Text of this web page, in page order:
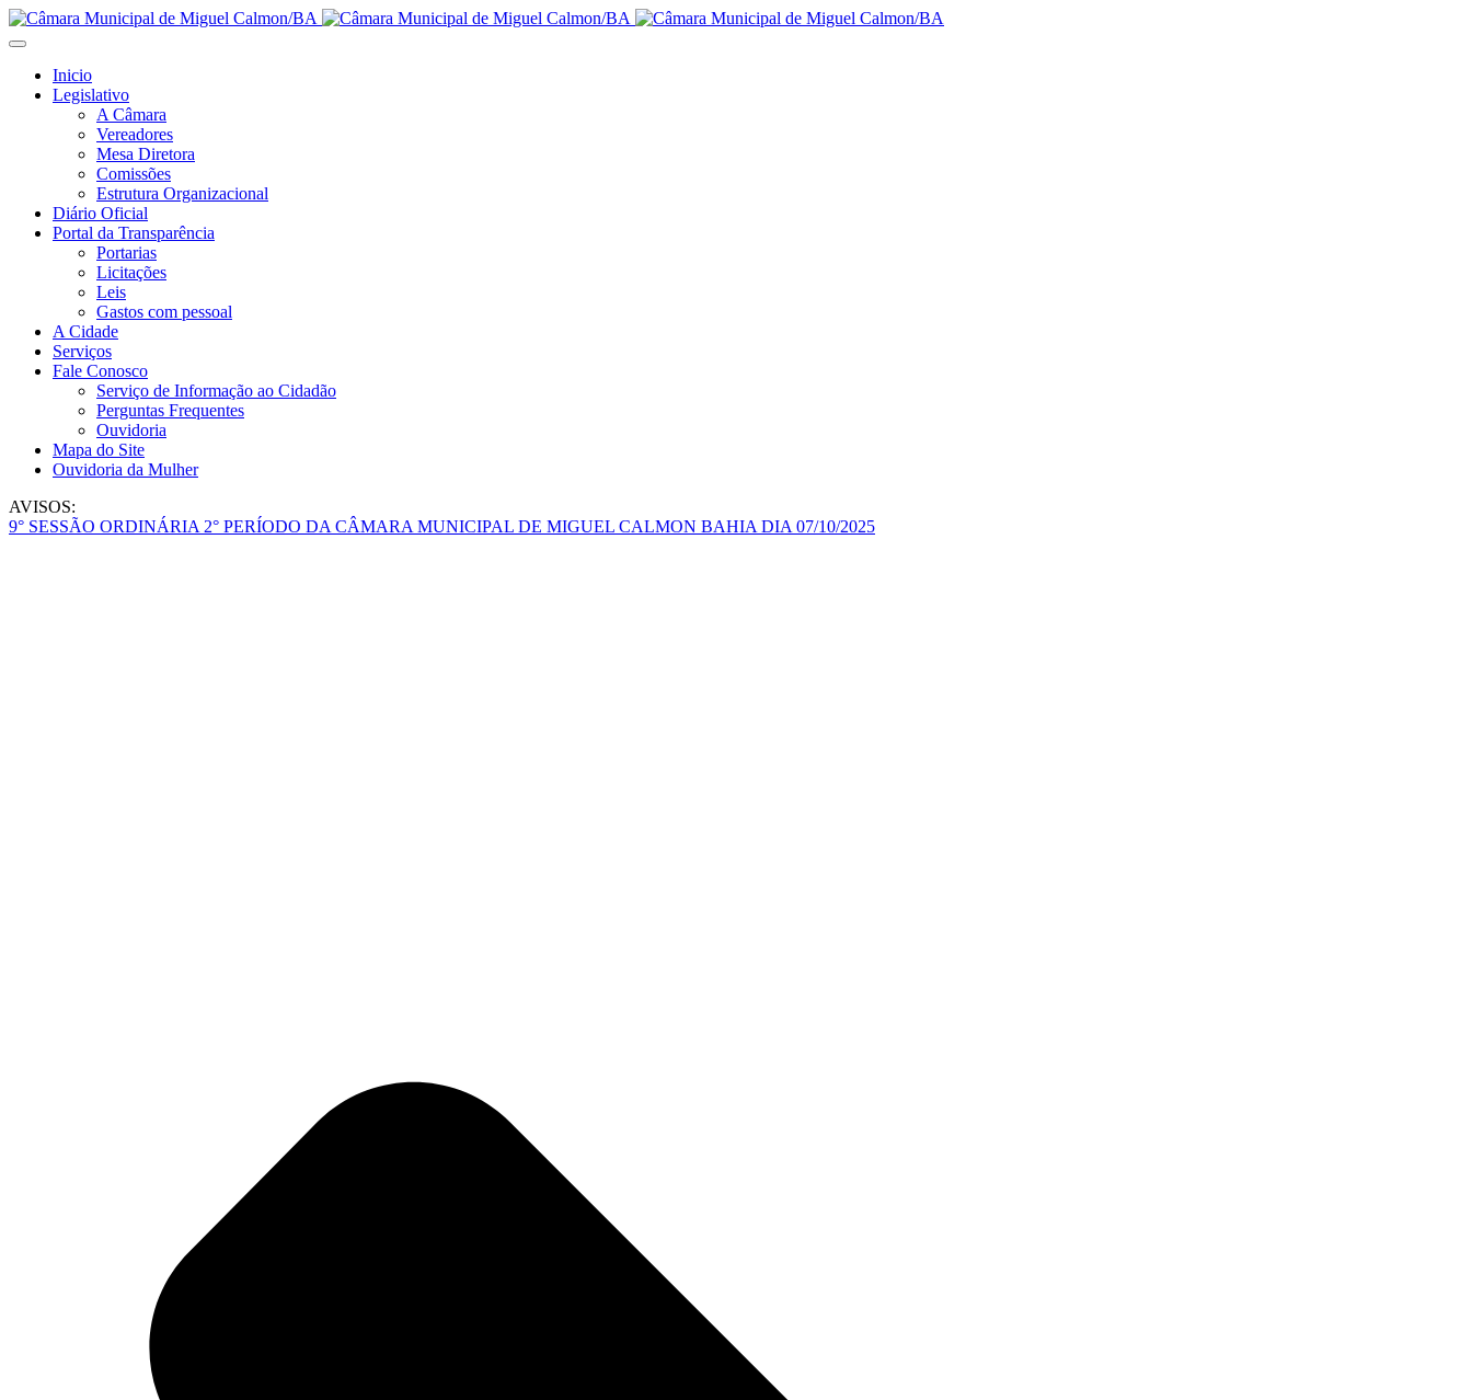
Inicio
Legislativo
A Câmara
Vereadores
Mesa Diretora
Comissões
Estrutura Organizacional
Diário Oficial
Portal da Transparência
Portarias
Licitações
Leis
Gastos com pessoal
A Cidade
Serviços
Fale Conosco
Serviço de Informação ao Cidadão
Perguntas Frequentes
Ouvidoria
Mapa do Site
Ouvidoria da Mulher
AVISOS:
9° SESSÃO ORDINÁRIA 2° PERÍODO DA CÂMARA MUNICIPAL DE MIGUEL CALMON BAHIA DIA 07/10/2025